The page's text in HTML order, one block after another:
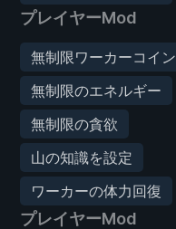
プレイヤーMod
無制限ワーカーコイン
無制限のエネルギー
無制限の貪欲
山の知識を設定
ワーカーの体力回復
プレイヤーMod